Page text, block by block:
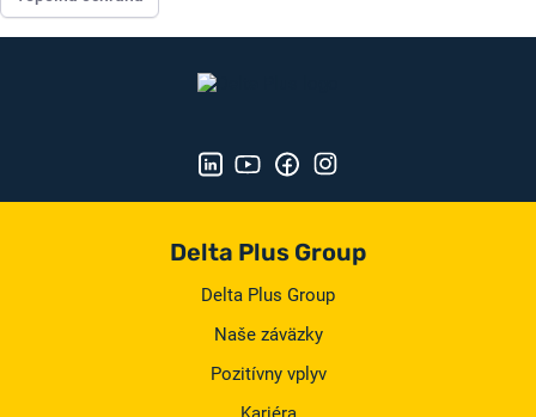
Delta Plus Group
Delta Plus Group
Naše záväzky
Pozitívny vplyv